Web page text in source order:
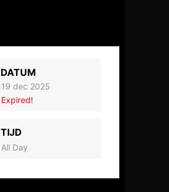
DATUM
19 dec 2025
Expired!
TIJD
All Day